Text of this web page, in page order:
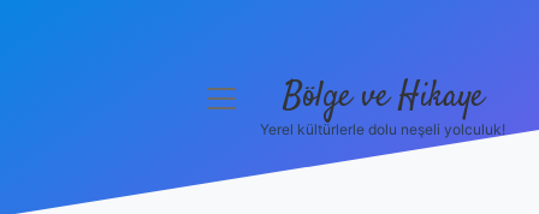
menüyü
Bölge ve Hikaye
Yerel kültürlerle dolu neşeli yolculuk!